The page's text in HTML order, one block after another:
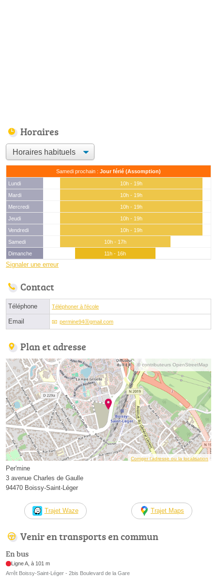
Horaires
Samedi prochain : Jour férié (Assomption)
Lundi
10h - 19h
Mardi
10h - 19h
Mercredi
10h - 19h
Jeudi
10h - 19h
Vendredi
10h - 19h
Samedi
10h - 17h
Dimanche
11h - 16h
Signaler une erreur
Contact
Téléphone Téléphoner à l'école
Email permine94ⓐgmail.com
Plan et adresse
© contributeurs OpenStreetMap
Corriger l’adresse ou la localisation
Per'mine
3 avenue Charles de Gaulle
94470 Boissy-Saint-Léger
Trajet Waze Trajet Maps
Venir en transports en commun
En bus
Ligne A, à 101 m
Arrêt Boissy-Saint-Léger - 2bis Boulevard de la Gare